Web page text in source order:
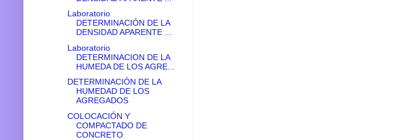
Laboratorio
DETERMINACIÓN DE LA
DENSIDAD APARENTE ...
Laboratorio
DETERMINACION DE LA
HUMEDA DE LOS AGRE...
DETERMINACIÓN DE LA
HUMEDAD DE LOS
AGREGADOS
COLOCACIÓN Y
COMPACTADO DE
CONCRETO